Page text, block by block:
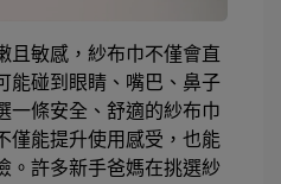
且敏感，紗布巾不僅會直
能碰到眼睛、嘴巴、鼻子
一條安全、舒適的紗布巾
僅能提升使用感受，也能
。許多新手爸媽在挑選紗